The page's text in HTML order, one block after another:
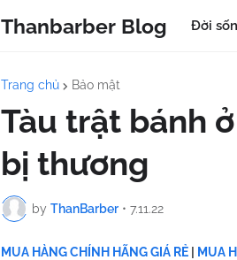
Thanbarber Blog Đời
Trang chủ Bảo mật
Tàu trật bánh
bị thương
by ThanBarber • 7.11.22
MUA HÀNG CHÍNH HÃNG GIÁ RẺ MUA